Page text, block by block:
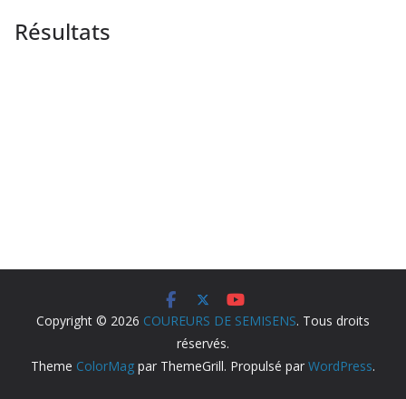
Résultats
Copyright © 2026 COUREURS DE SEMISENS. Tous droits
réservés.
Theme ColorMag par ThemeGrill. Propulsé par WordPress.